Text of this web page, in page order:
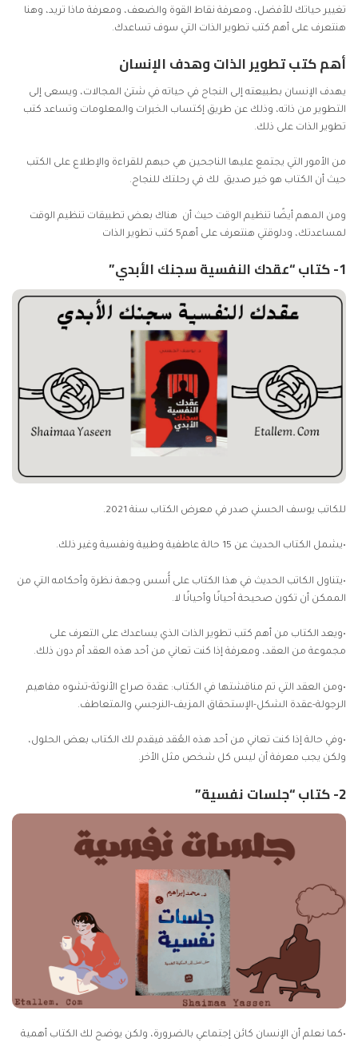
تغيير حياتك للأفضل، ومعرفة نقاط القوة والضعف، ومعرفة ماذا تريد، وهنا
هنتعرف على أهم كتب تطوير الذات التي سوف تساعدك.
أهم كتب تطوير الذات وهدف الإنسان
يهدف الإنسان بطبيعته إلى النجاح في حياته في شتىٰ المجالات، ويسعى إلى
التطوير من ذاته، وذلك عن طريق إكتساب الخبرات والمعلومات وتساعد كتب
تطوير الذات على ذلك.
من الأمور التي يجتمع عليها الناجحين هي حبهم للقراءة والإطلاع على الكتب
حيث أن الكتاب هو خير صديق لك في رحلتك للنجاح.
ومن المهم أيضًا تنظيم الوقت حيث أن هناك بعض تطبيقات تنظيم الوقت
لمساعدتك، ودلوقتي هنتعرف على أهم5 كتب تطوير الذات
1- كتاب “عقدك النفسية سجنك الأبدي”
للكاتب يوسف الحسني صدر في معرض الكتاب سنة 2021.
•يشمل الكتاب الحديث عن 15 حالة عاطفية وطبية ونفسية وغير ذلك.
•يتناول الكاتب الحديث في هذا الكتاب على أُسس وجهة نظرة وأحكامه التي من
الممكن أن تكون صحيحة أحيانًا وأحيانًا لا.
•ويعد الكتاب من أهم كتب تطوير الذات الذي يساعدك على التعرف على
مجموعة من العقد، ومعرفة إذا كنت تعاني من أحد هذه العقد أم دون ذلك.
•ومن العقد التي تم مناقشتها في الكتاب: عقدة صراع الأنوثة-تشوه مفاهيم
الرجولة-عقدة الشكل-الإستحقاق المزيف-النرجسي والمتعاطف.
•وفي حالة إذا كنت تعاني من أحد هذه العُقد فيقدم لك الكتاب بعض الحلول،
ولكن يجب معرفة أن ليس كل شخص مثل الأخر.
2- كتاب “جلسات نفسية”
•كما نعلم أن الإنسان كائن إجتماعي بالضرورة، ولكن يوضح لك الكتاب أهمية